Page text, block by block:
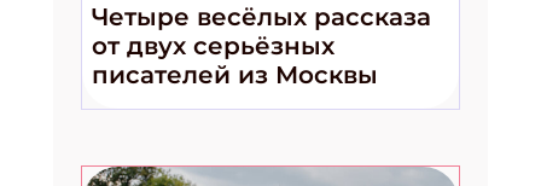
Четыре весёлых рассказа
от двух серьёзных
писателей из Москвы